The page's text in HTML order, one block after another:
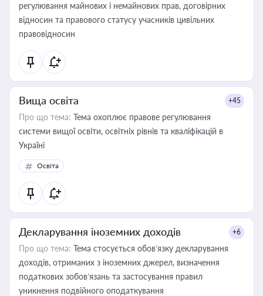
регулювання майнових і немайнових прав, договірних
відносин та правового статусу учасників цивільних
правовідносин
Вища освіта +45
Про що тема: Тема охоплює правове регулювання
системи вищої освіти, освітніх рівнів та кваліфікацій в
Україні
Освіта
Декларування іноземних доходів +6
Про що тема: Тема стосується обов’язку декларування
доходів, отриманих з іноземних джерел, визначення
податкових зобов’язань та застосування правил
уникнення подвійного оподаткування